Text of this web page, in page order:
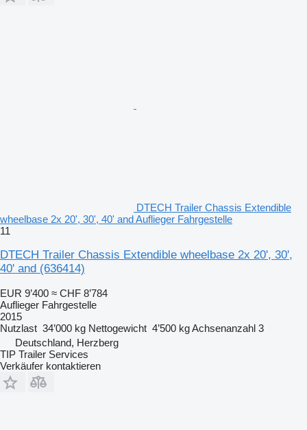
DTECH Trailer Chassis Extendible
wheelbase 2x 20', 30', 40' and Auflieger Fahrgestelle
11
DTECH Trailer Chassis Extendible wheelbase 2x 20', 30',
40' and (636414)
EUR 9’400 ≈ CHF 8’784
Auflieger Fahrgestelle
2015
Nutzlast 34’000 kg Nettogewicht 4’500 kgAchsenanzahl 3
Deutschland, Herzberg
TIP Trailer Services
Verkäufer kontaktieren